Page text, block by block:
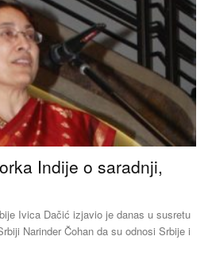
Indije o saradnji,
Ivica Dačić izjavio je danas u susretu
Narinder Čohan da su odnosi Srbije i